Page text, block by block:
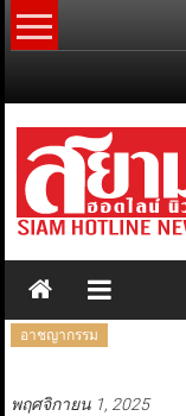
Skip
to
อาชญากรรม
พฤศจิกายน 1, 2025